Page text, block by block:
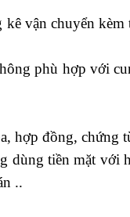
vận chuyển kèm
phù hợp với
hợp đồng, chứng
dùng tiền mặt với
..